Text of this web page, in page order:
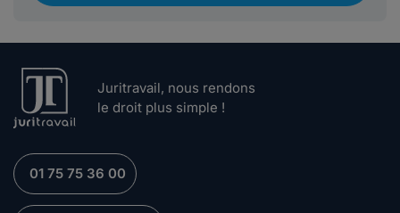
Juritravail, nous rendons
le droit plus simple !
01 75 75 36 00